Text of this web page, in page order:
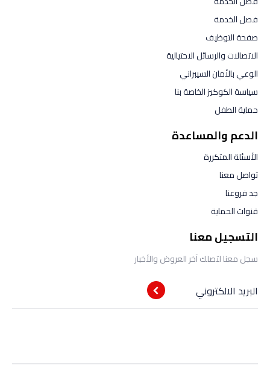
فصل الخدمة
صفحة التوظيف
الاتصالات والرسائل الاحتيالية
الوعي بالأمان السيبراني
سياسة الكوكيز الخاصة بنا
حماية الطفل
الدعم والمساعدة
الأسئلة المتكررة
تواصل معنا
جد فروعنا
قنوات الحماية
التسجيل معنا
سجل معنا لتصلك آخر العروض والأخبار
البريد الالكتروني